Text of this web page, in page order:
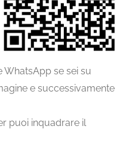
WhatsApp se sei su
e successivamente
puoi inquadrare il